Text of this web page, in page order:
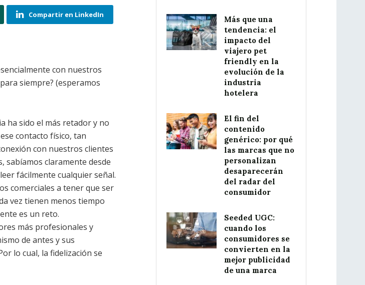
Compartir en LinkedIn
con nuestros
siempre? (esperamos
ha sido el más retador y no
contacto físico, tan
con nuestros clientes
sabíamos claramente desde
fácilmente cualquier señal.
comerciales a tener que ser
vez tienen menos tiempo
es un reto.
más profesionales y
de antes y sus
lo cual, la fidelización se
Más que una
tendencia: el
impacto del
viajero pet
friendly en la
evolución de la
industria
hotelera
El fin del
contenido
genérico: por qué
las marcas que no
personalizan
desaparecerán
del radar del
consumidor
Seeded UGC:
cuando los
consumidores se
convierten en la
mejor publicidad
de una marca